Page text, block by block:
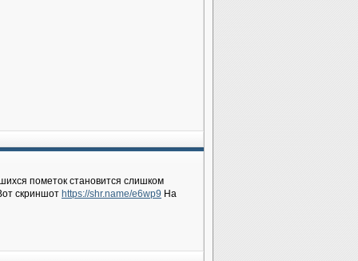
пометок становится слишком
скриншот https://shr.name/e6wp9 На